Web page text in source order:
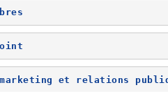
marketing et relations